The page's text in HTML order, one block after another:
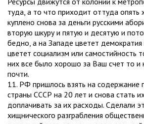
туда, а то что приходит оттуда
куплено снова за деньги русскими
вторую шкуру и пятую и десятую и
бедно, а на Западе цветет
цветет социализм или самостийность
них все было хорошо за Ваш счет то и
почти.
11. РФ пришлось взять на содержание
страны СССР на 20 лет и снова стать
доплачивать за их расходы. Сделали
хищнического разграбления